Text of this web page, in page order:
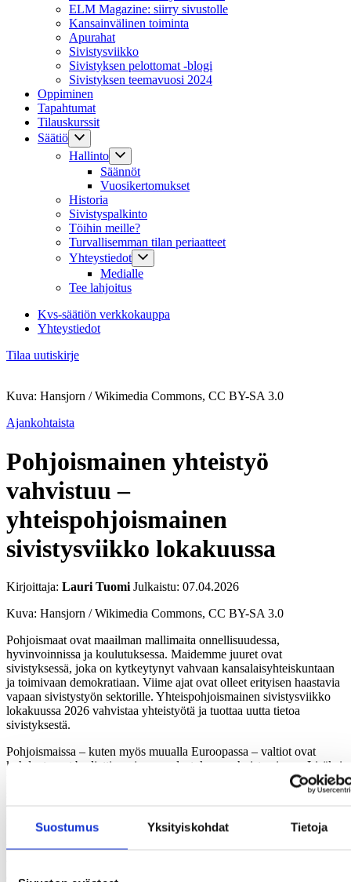
Suostumus Yksityiskohdat Tietoja
ELM Magazine: siirry sivustolle
Kansainvälinen toiminta
Apurahat
Sivistysviikko
Sivistyksen pelottomat -blogi
Sivistyksen teemavuosi 2024
Oppiminen
Tapahtumat
Tilauskurssit
Säätiö
Hallinto
Säännöt
Vuosikertomukset
Historia
Sivistyspalkinto
Töihin meille?
Turvallisemman tilan periaatteet
Yhteystiedot
Medialle
Tee lahjoitus
Kvs-säätiön verkkokauppa
Yhteystiedot
Tilaa uutiskirje
Kuva: Hansjorn / Wikimedia Commons, CC BY-SA 3.0
Ajankohtaista
Pohjoismainen yhteistyö
vahvistuu –
yhteispohjoismainen
sivistysviikko lokakuussa
Kirjoittaja: Lauri Tuomi Julkaistu: 07.04.2026
Kuva: Hansjorn / Wikimedia Commons, CC BY-SA 3.0
Pohjoismaat ovat maailman mallimaita onnellisuudessa,
hyvinvoinnissa ja koulutuksessa. Maidemme juuret ovat
sivistyksessä, joka on kytkeytynyt vahvaan kansalaisyhteiskuntaan
ja toimivaan demokratiaan. Viime ajat ovat olleet erityisen haastavia
vapaan sivistystyön sektorille. Yhteispohjoismainen sivistysviikko
lokakuussa 2026 vahvistaa yhteistyötä ja tuottaa uutta tietoa
sivistyksestä.
Pohjoismaissa – kuten myös muualla Euroopassa – valtiot ovat
kohdentaneet budjettivarojaan puolustuksen vahvistamiseen. Lisäksi
sivistystyön sektorille on kohdistunut merkittäviä leikkauksia. Myös
vapaan sivistystyön perustaan, eli kaikkien mahdollisuuteen oppia
läpi elämän, on puututtu poliittisesti.
Yleishyödyllisiä yhteisöjä ja kansalaisjärjestöjä on tähän asti pidetty
ei voi tehdä yhteiskunnassa kaikkea. Nyt tätä kansalaisyhteiskunnan